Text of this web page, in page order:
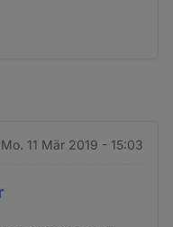
Mo. 11 Mär 2019 - 15:03